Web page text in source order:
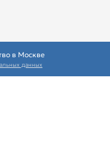
в Москве
данных